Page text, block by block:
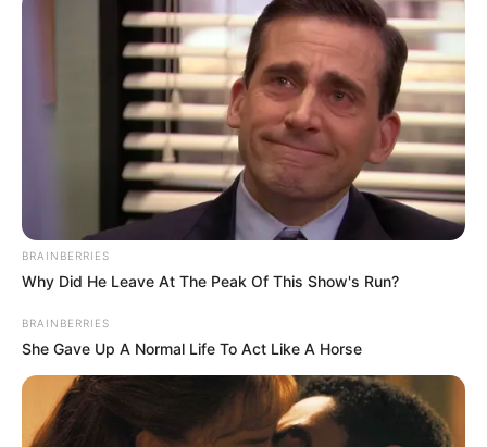
Ausflugsziele, Sehenswürdigkeiten, Freizeitziele
und Museen in und im Umkreis von Münster:
Gaststätten in und um Münster in Westfalen
Kinderausflugsziele für Münster
Kindergeburtstag feiern
Schlösser und Burgen in und um Münster
BRAINBERRIES
Why Did He Leave At The Peak Of This Show's Run?
BRAINBERRIES
She Gave Up A Normal Life To Act Like A Horse